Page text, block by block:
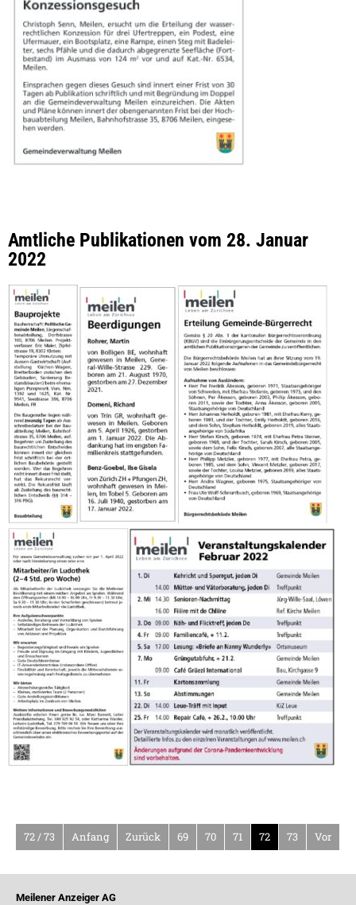
Amtliche Publikationen vom 28. Januar
2022
72 / 73 Anfang Zurück 69 70 71 72 73 Vor
Meilener Anzeiger AG